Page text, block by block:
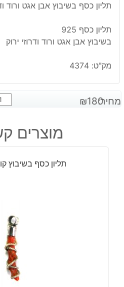
תליון כסף בשיבוץ אבן אגט ורוד
תליון כסף 925
בשיבוץ אבן אגט ורוד ודרוזי ירוק
מק"ט: 4374
מחיר: ₪180
של
מוצרים
תליון כסף בשיבוץ